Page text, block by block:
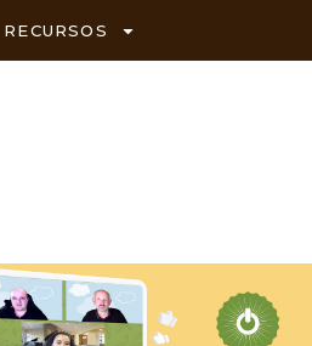
RECURSOS